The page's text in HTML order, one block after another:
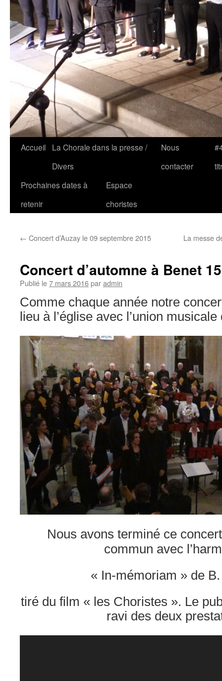
Accueil
La Chorale dans la presse /
Divers
Nous
contacter
Prochaines dates à
retenir
Espace
choristes
← Concert d’Auzay le 09 septembre 2015 La messe
Concert d’automne à Benet
Publié le7 mars 2016paradmin
Comme chaque année notre
lieu à l’église avec l’union
Nous avons terminé ce
commun avec
« In-mémoriam » de
tiré du film « les Choristes ». Le
ravi des deux